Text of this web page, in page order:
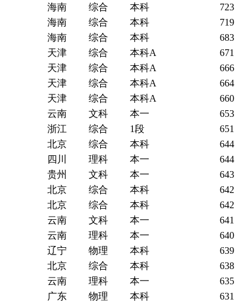
海南 综合 本科 723
海南 综合 本科 719
海南 综合 本科 683
天津 综合 本科A 671
天津 综合 本科A 666
天津 综合 本科A 664
天津 综合 本科A 660
云南 文科 本一 653
浙江 综合 1段 651
北京 综合 本科 644
四川 理科 本一 644
贵州 文科 本一 643
北京 综合 本科 642
北京 综合 本科 642
云南 文科 本一 641
云南 理科 本一 640
辽宁 物理 本科 639
北京 综合 本科 638
云南 理科 本一 635
广东 物理 本科 631